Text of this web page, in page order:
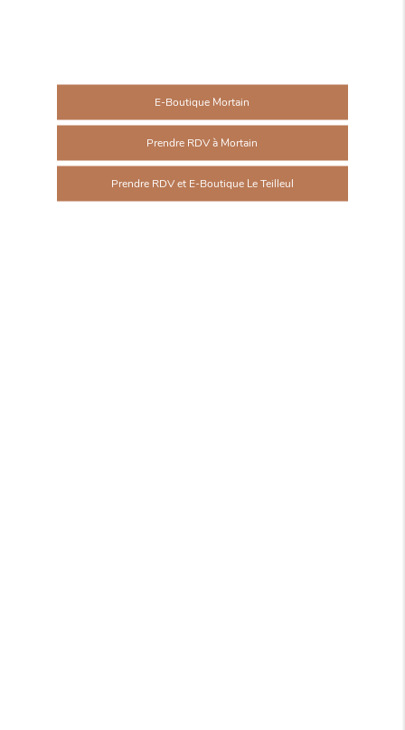
E-Boutique Mortain
Prendre RDV à Mortain
Prendre RDV et E-Boutique Le Teilleul